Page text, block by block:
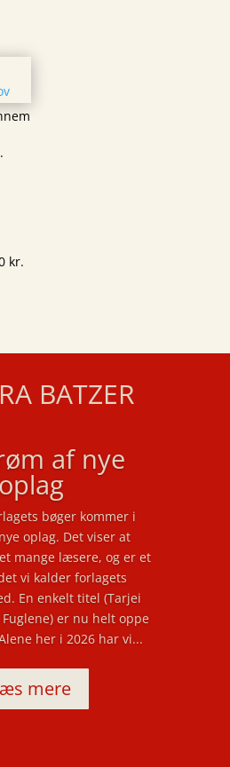
kr.
BATZER
af nye
oplag
bøger kommer i
oplag. Det viser at
mange læsere, og er et
vi kalder forlagets
En enkelt titel (Tarjei
er nu helt oppe
her i 2026 har vi...
mere